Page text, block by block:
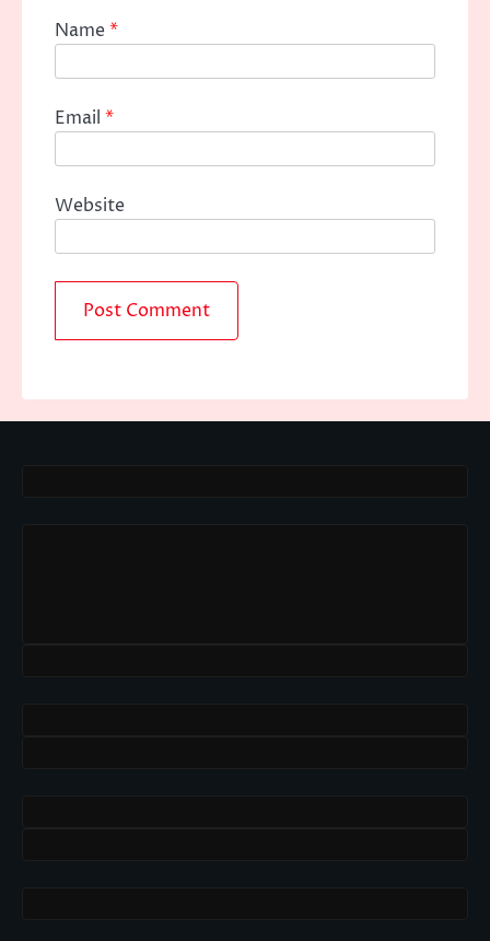
Name*
Email *
Website